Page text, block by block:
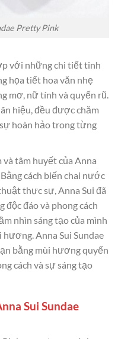
Pretty Pink
với những chi tiết tinh
họa tiết hoa văn nhẹ
mơ, nữ tính và quyến rũ.
hiệu, đều được chăm
hoàn hảo trong từng
tâm huyết của Anna
cách biến chai nước
thực sự, Anna Sui đã
đáo và phong cách
nhìn sáng tạo của mình
Anna Sui Sundae
bằng mùi hương quyến
cách và sự sáng tạo
Sui Sundae